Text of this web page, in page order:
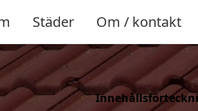
Städer Om / kontakt